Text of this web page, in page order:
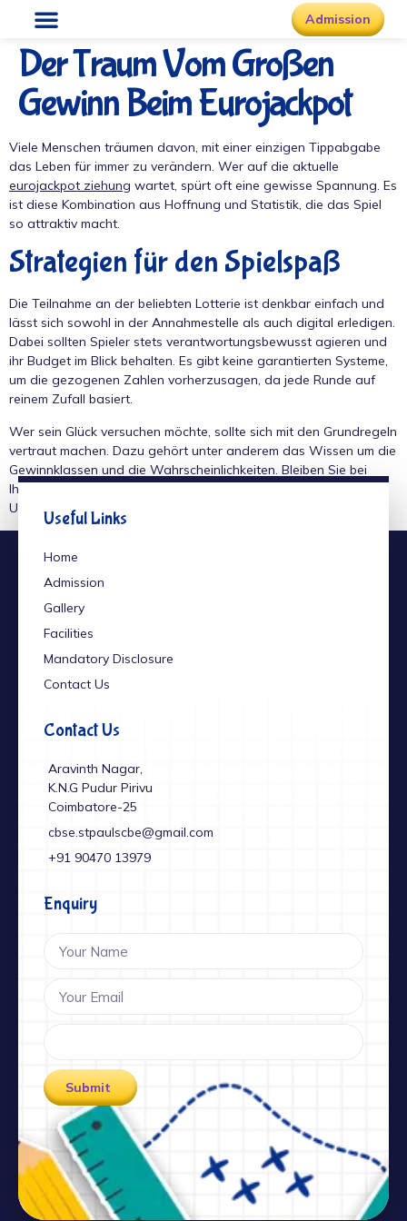
Admission
Der Traum Vom Großen
Gewinn Beim Eurojackpot
Viele Menschen träumen davon, mit einer einzigen Tippabgabe
das Leben für immer zu verändern. Wer auf die aktuelle
eurojackpot ziehung wartet, spürt oft eine gewisse Spannung. Es
ist diese Kombination aus Hoffnung und Statistik, die das Spiel
so attraktiv macht.
Strategien für den Spielspaß
Die Teilnahme an der beliebten Lotterie ist denkbar einfach und
lässt sich sowohl in der Annahmestelle als auch digital erledigen.
Dabei sollten Spieler stets verantwortungsbewusst agieren und
ihr Budget im Blick behalten. Es gibt keine garantierten Systeme,
um die gezogenen Zahlen vorherzusagen, da jede Runde auf
reinem Zufall basiert.
Wer sein Glück versuchen möchte, sollte sich mit den Grundregeln
vertraut machen. Dazu gehört unter anderem das Wissen um die
Gewinnklassen und die Wahrscheinlichkeiten. Bleiben Sie bei
Ihrem Budget und genießen Sie das Spiel als eine Form der
Unterhaltung, statt es als sichere Investition zu betrachten.
Useful Links
Home
Admission
Gallery
Facilities
Mandatory Disclosure
Contact Us
Contact Us
Aravinth Nagar,
K.N.G Pudur Pirivu
Coimbatore-25
cbse.stpaulscbe@gmail.com
+91 ‎90470 13979
Enquiry
Submit